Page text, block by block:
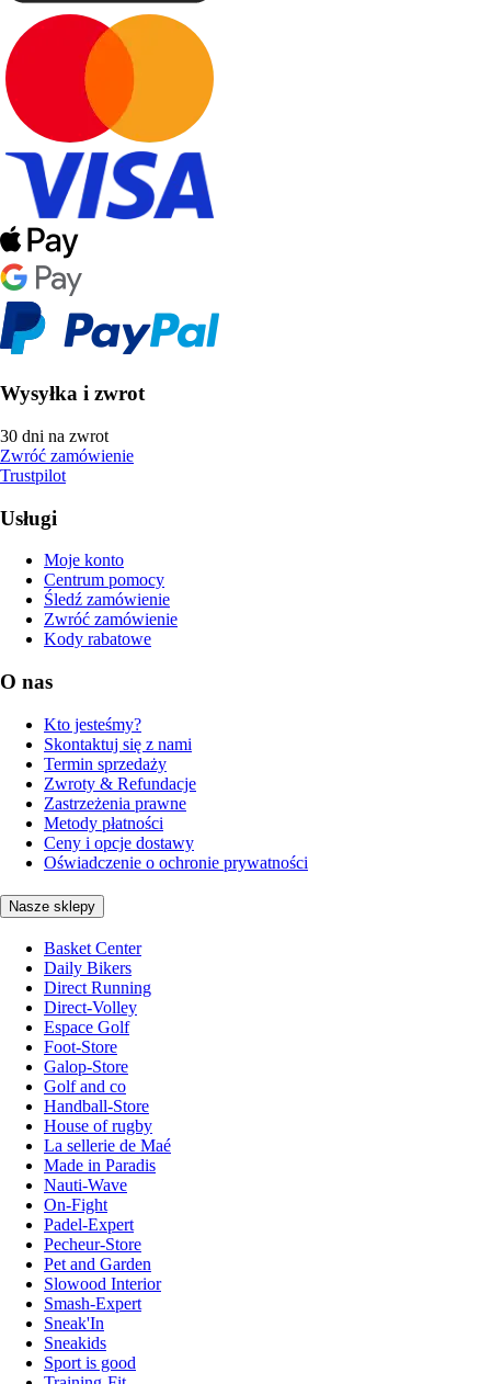
Wysyłka i zwrot
30 dni na zwrot
Zwróć zamówienie
Trustpilot
Usługi
Moje konto
Centrum pomocy
Śledź zamówienie
Zwróć zamówienie
Kody rabatowe
O nas
Kto jesteśmy?
Skontaktuj się z nami
Termin sprzedaży
Zwroty & Refundacje
Zastrzeżenia prawne
Metody płatności
Ceny i opcje dostawy
Oświadczenie o ochronie prywatności
Nasze sklepy
Basket Center
Daily Bikers
Direct Running
Direct-Volley
Espace Golf
Foot-Store
Galop-Store
Golf and co
Handball-Store
House of rugby
La sellerie de Maé
Made in Paradis
Nauti-Wave
On-Fight
Padel-Expert
Pecheur-Store
Pet and Garden
Slowood Interior
Smash-Expert
Sneak'In
Sneakids
Sport is good